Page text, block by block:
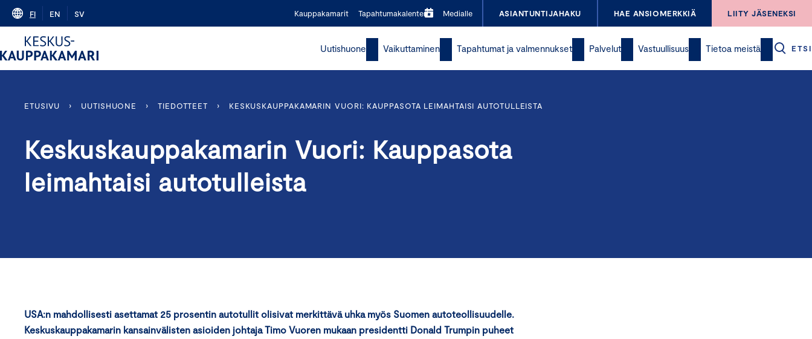
Skip
content
FI EN SV Kauppakamarit Tapahtumakalenteri Medialle ASIANTUNTIJAHAKU HAE ANSIOMERKKIÄ LIITY JÄSENEKSI
Uutishuone Vaikuttaminen Tapahtumat ja valmennukset Palvelut Vastuullisuus Tietoa meistä ETSI
ETUSIVU › UUTISHUONE › TIEDOTTEET › KESKUSKAUPPAKAMARIN VUORI: KAUPPASOTA LEIMAHTAISI AUTOTULLEISTA
Keskuskauppakamarin Vuori: Kauppasota
leimahtaisi autotulleista
USA:n mahdollisesti asettamat 25 prosentin autotullit olisivat merkittävä uhka myös Suomen autoteollisuudelle.
Keskuskauppakamarin kansainvälisten asioiden johtaja Timo Vuoren mukaan presidentti Donald Trumpin puheet